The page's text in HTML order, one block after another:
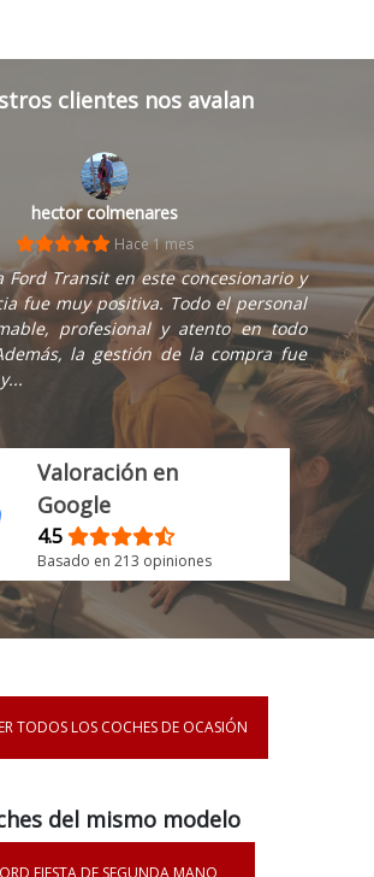
clientes nos avalan
hector colmenares
Hace 1 mes
Ford Transit en este concesionario y
fue muy positiva. Todo el personal
profesional y atento en todo
la gestión de la compra fue
Valoración en
Google
4.5
Basado en 213 opiniones
TODOS LOS COCHES DE OCASIÓN
del mismo modelo
FIESTA DE SEGUNDA MANO